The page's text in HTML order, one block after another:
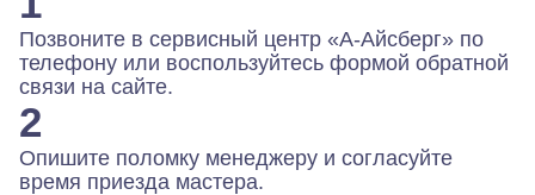
Позвоните в сервисный центр «А-Айсберг» по
телефону или воспользуйтесь формой обратной
связи на сайте.
2
Опишите поломку менеджеру и согласуйте
время приезда мастера.